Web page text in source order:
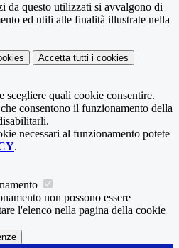
da questo utilizzati si avvalgono di
ed utili alle finalità illustrate nella
Accetta tutti i cookies
scegliere quali cookie consentire.
consentono il funzionamento della
necessari al funzionamento potete
.
non possono essere
l'elenco nella pagina della cookie